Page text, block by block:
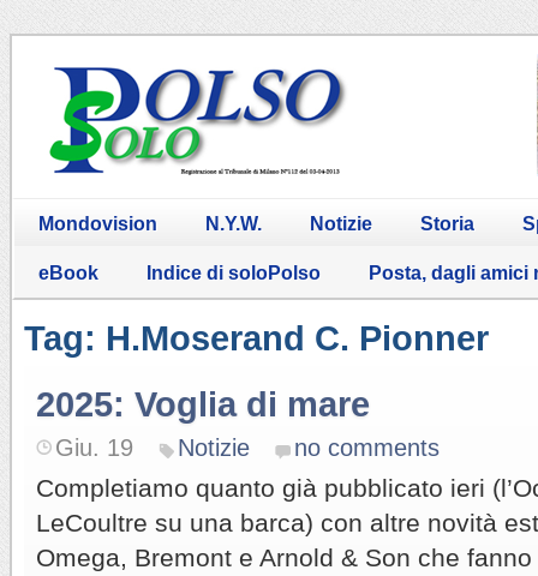
Mondovision N.Y.W. Notizie Storia
eBook Indice di soloPolso Posta, dagli amici
Tag: H.Moserand C. Pionner
2025: Voglia di mare
Giu. 19 Notizie no comments
Completiamo quanto già pubblicato ieri
LeCoultre su una barca) con altre novità
Omega, Bremont e Arnold & Son che